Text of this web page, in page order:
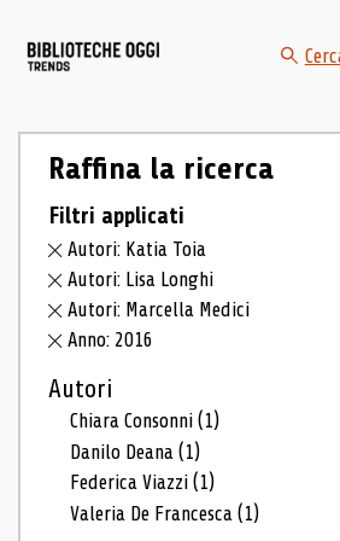
Raffina la ricerca
Filtri applicati
Autori: Katia Toia
Autori: Lisa Longhi
Autori: Marcella Medici
Anno: 2016
Autori
Chiara Consonni(1)
Danilo Deana(1)
Federica Viazzi(1)
Valeria De Francesca(1)